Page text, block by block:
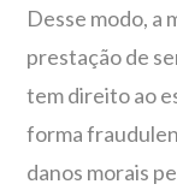
Desse modo, a
prestação de
tem direito ao
forma
danos morais